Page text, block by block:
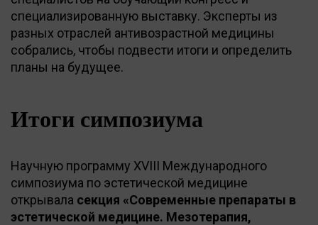
специализированную выставку. Эксперты из
разных отраслей антивозрастной медицины
собрались, чтобы подвести итоги и определить
планы на будущее.
Итоги симпозиума
Научную программу XVIII Международного
симпозиума по эстетической медицине
открывала секция «Современные препараты в
эстетической медицине. Мезотерапия,